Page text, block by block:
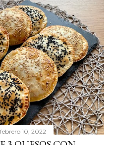
febrero 10, 2022